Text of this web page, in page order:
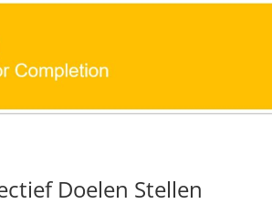
Doelen Stellen